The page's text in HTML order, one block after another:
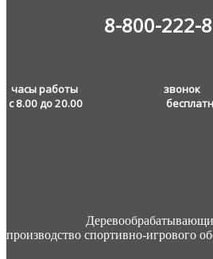
8-800-222-
часы работы звонок
с 8.00 до 20.00
производство спортивно-игрового